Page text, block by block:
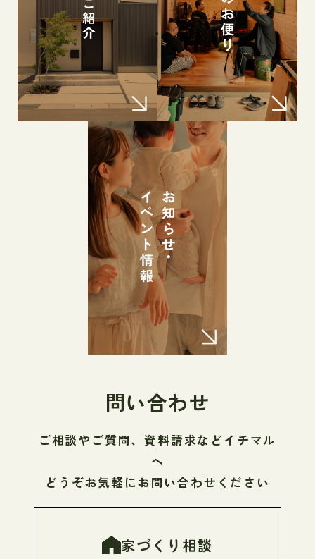
問い合わせ
ご相談やご質問、資料請求などイチマル
へ
どうぞお気軽にお問い合わせください
家づくり相談